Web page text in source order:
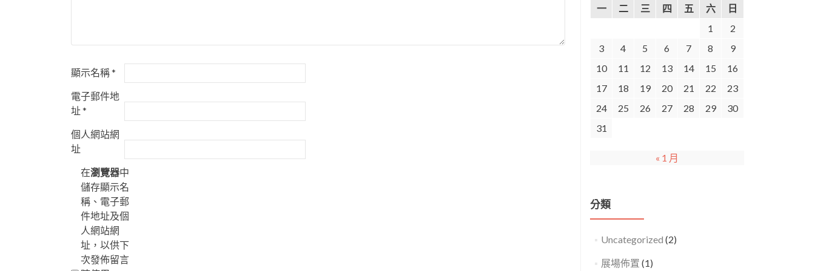
顯示名稱*
電子郵件地
址*
個人網站網
址
在瀏覽器中
儲存顯示名
稱、電子郵
件地址及個
人網站網
址，以供下
次發佈留言
一 二 三 四 五 六
日
1
2
3
4 5 6 7 8
9
10
11 12 13 14 15
16
17
18 19 20 21 22
23
24
25 26 27 28 29
30
31
« 1 月
分類
Uncategorized (2)
展場佈置 (1)